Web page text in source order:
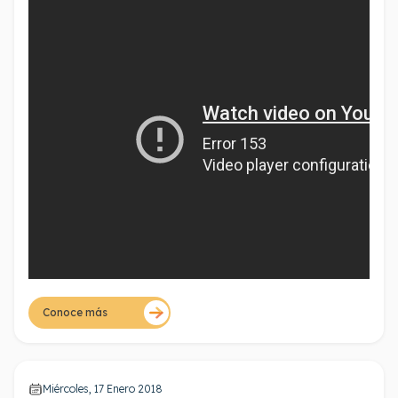
Conoce más
Miércoles, 17 Enero 2018